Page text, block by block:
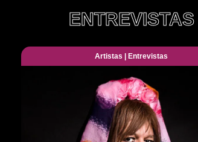
ENTREVISTAS
Artistas Entrevistas